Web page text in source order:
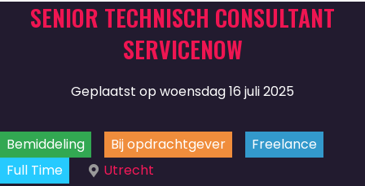
SENIOR TECHNISCH CONSULTANT
SERVICENOW
Geplaatst op woensdag 16 juli 2025
Bemiddeling Bij opdrachtgever
Freelance
Full Time
Utrecht